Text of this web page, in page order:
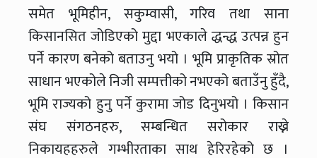
समेत भूमिहीन, सकुम्वासी, गरिव तथा साना
किसानसित जोडिएको मुद्दा भएकाले द्धन्द्ध उत्पन्न हुन
पर्ने कारण बनेको बताउनु भयो । भूमि प्राकृतिक स्रोत
साधान भएकोले निजी सम्पत्तीको नभएको बताउँनु हुँदै,
भूमि राज्यको हुनु पर्ने कुरामा जोड दिनुभयो । किसान
संघ संगठनहरु, सम्बन्धित सरोकार राख्ने
निकायहहरुले गम्भीरताका साथ हेरिरहेको छ ।